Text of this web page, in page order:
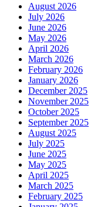
August 2026
July 2026
June 2026
May 2026
April 2026
March 2026
February 2026
January 2026
December 2025
November 2025
October 2025
September 2025
August 2025
July 2025
June 2025
May 2025
April 2025
March 2025
February 2025